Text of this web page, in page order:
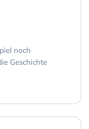
noch
Geschichte